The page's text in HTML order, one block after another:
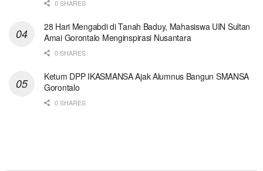
0 SHARES
28 Hari Mengabdi di Tanah Baduy, Mahasiswa UIN Sultan
Amai Gorontalo Menginspirasi Nusantara
0 SHARES
Ketum DPP IKASMANSA Ajak Alumnus Bangun SMANSA
Gorontalo
0 SHARES